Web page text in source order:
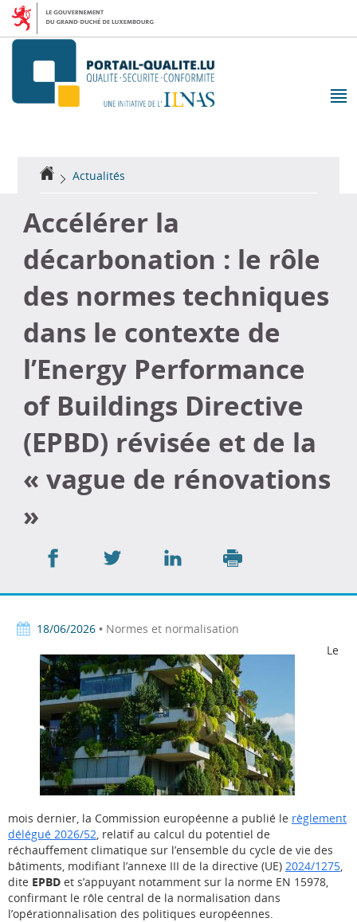
Aller
la
Aller
contenu
Accueil
Actualités
Accélérer la
décarbonation : le rôle
des normes techniques
dans le contexte de
l’Energy Performance
of Buildings Directive
(EPBD) révisée et de la
« vague de rénovations
»
Partager
Partager
Partager
18/06/2026 • Normes et normalisation
Le
mois dernier, la Commission européenne a publié le règlement
délégué 2026/52, relatif au calcul du potentiel de
réchauffement climatique sur l’ensemble du cycle de vie des
bâtiments, modifiant l’annexe III de la directive (UE) 2024/1275,
dite EPBD et s’appuyant notamment sur la norme EN 15978,
confirmant le rôle central de la normalisation dans
l’opérationnalisation des politiques européennes.